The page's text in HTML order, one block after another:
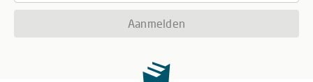
Aanmelden